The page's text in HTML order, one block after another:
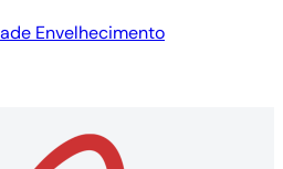
Envelhecimento